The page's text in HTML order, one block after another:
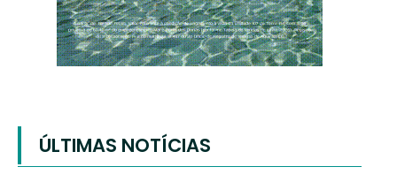
ÚLTIMAS NOTÍCIAS